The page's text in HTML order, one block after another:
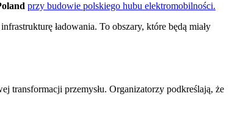
przy budowie polskiego hubu elektromobilności.
ładowania. To obszary, które będą miały
transformacji przemysłu. Organizatorzy podkreślają, że